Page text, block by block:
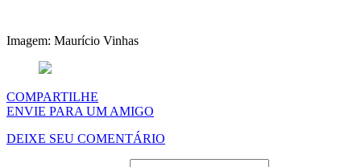
Imagem: Maurício Vinhas
COMPARTILHE
ENVIE PARA UM AMIGO
DEIXE SEU COMENTÁRIO